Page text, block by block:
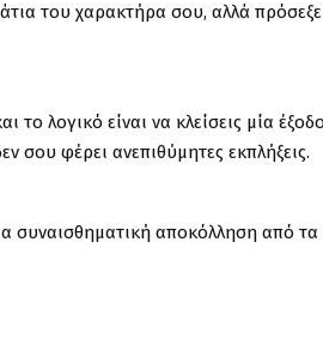
του χαρακτήρα σου, αλλά
λογικό είναι να κλείσεις μία
σου φέρει ανεπιθύμητες εκπλήξεις.
συναισθηματική αποκόλληση από τα